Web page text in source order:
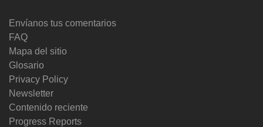
Envíanos tus comentarios
FAQ
Mapa del sitio
Glosario
Privacy Policy
Newsletter
Contenido reciente
Progress Reports